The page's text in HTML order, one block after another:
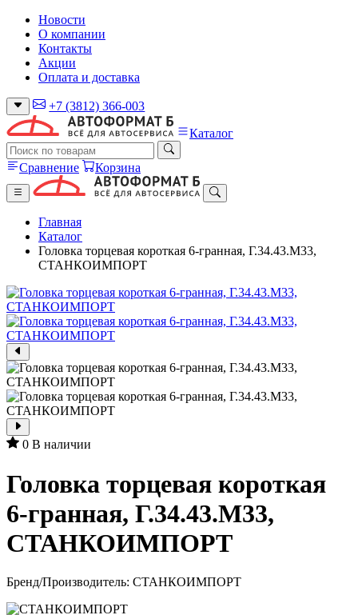
Новости
О компании
Контакты
Акции
Оплата и доставка
+7 (3812) 366-003
Каталог
Сравнение Корзина
Главная
Каталог
Головка торцевая короткая 6-гранная, Г.34.43.М33,
СТАНКОИМПОРТ
0 В наличии
Головка торцевая короткая
6-гранная, Г.34.43.М33,
СТАНКОИМПОРТ
Бренд/Производитель: СТАНКОИМПОРТ